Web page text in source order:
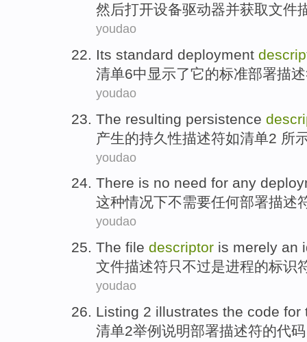
然后打开设备驱动器并获取文件
youdao
Its standard deployment
清单6中显示了它的标准部署描述
youdao
The resulting persistence
产生的持久性描述符如清单2 所
youdao
There is no need for any
这种情况下不需要任何部署描述
youdao
The file descriptor is merely an
文件描述符只不过是进程的标识
youdao
Listing 2 illustrates the code for
清单2举例说明部署描述符的代码